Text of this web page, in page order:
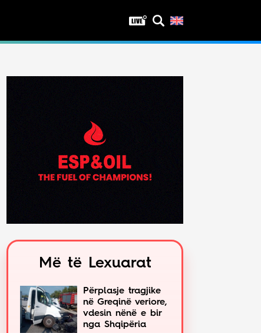
Më të Lexuarat
Përplasje tragjike
në Greqinë veriore,
vdesin nënë e bir
nga Shqipëria